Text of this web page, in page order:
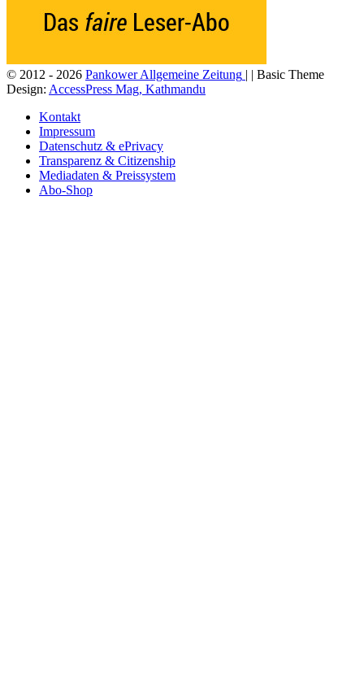
© 2012 - 2026 Pankower Allgemeine Zeitung | | Basic Theme
Design: AccessPress Mag, Kathmandu
Kontakt
Impressum
Datenschutz & ePrivacy
Transparenz & Citizenship
Mediadaten & Preissystem
Abo-Shop